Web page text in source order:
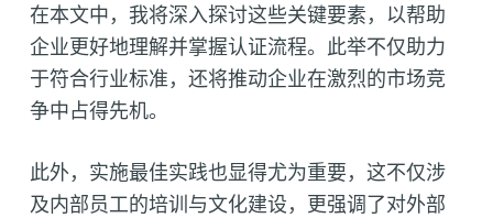
在本文中，我将深入探讨这些关键要素，以帮助
企业更好地理解并掌握认证流程。此举不仅助力
于符合行业标准，还将推动企业在激烈的市场竞
争中占得先机。
此外，实施最佳实践也显得尤为重要，这不仅涉
及内部员工的培训与文化建设，更强调了对外部